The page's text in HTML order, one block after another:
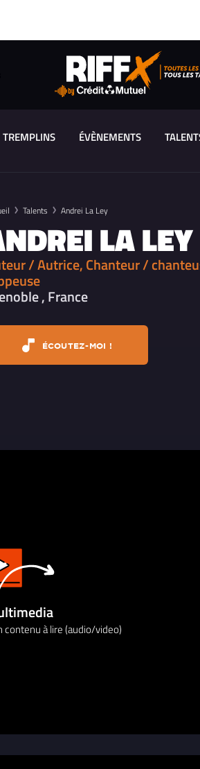
TREMPLINS ÉVÈNEMENTS
Talents Andrei La Ley
LA LEY
/ Autrice, Chanteur /
, France
ÉCOUTEZ-MOI !
contenu à lire (audio/video)